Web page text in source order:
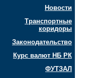
Новости
Транспортные
коридоры
Законодательство
Курс валют НБ РК
ФУТЗАЛ